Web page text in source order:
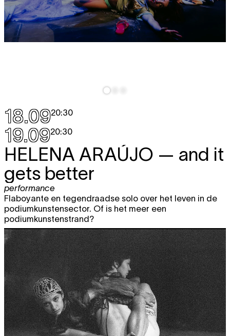
18.0920:30
19.0920:30
HELENA ARAÚJO — and it
gets better
performance
Flaboyante en tegendraadse solo over het leven in de
podiumkunstensector. Of is het meer een
podiumkunstenstrand?